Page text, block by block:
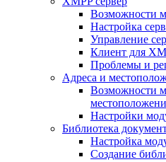
Возможности
Настройка
Управление
Клиент для
Проблемы и
Адреса и
Возможности
Настройки
Библиотека
Настройка
Создание